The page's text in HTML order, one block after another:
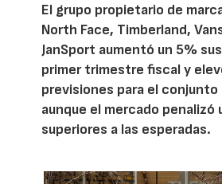
El grupo propietario de
North Face, Timberland,
JanSport aumentó un 5%
primer trimestre fiscal y
previsiones para el
aunque el mercado penalizó
superiores a las esperadas.